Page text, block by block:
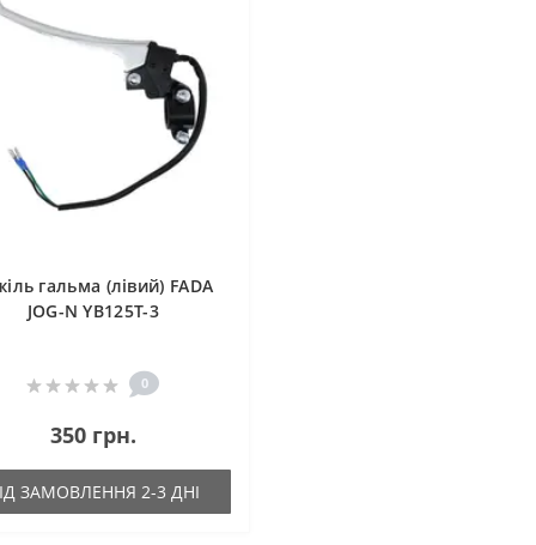
гальма (лівий) FADA
JOG-N YB125T-3
0
350 грн.
ЗАМОВЛЕННЯ 2-3 ДНІ